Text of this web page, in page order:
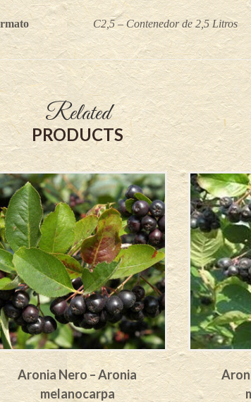
C2,5 – Contenedor de 2,5 Litros
Related
PRODUCTS
Aronia Nero – Aronia
melanocarpa